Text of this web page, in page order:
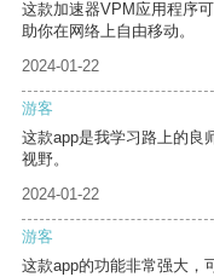
这款加速器VPM应用程序
助你在网络上自由移动。
2024-01-22
游客
这款app是我学习路上的良
视野。
2024-01-22
游客
这款app的功能非常强大，